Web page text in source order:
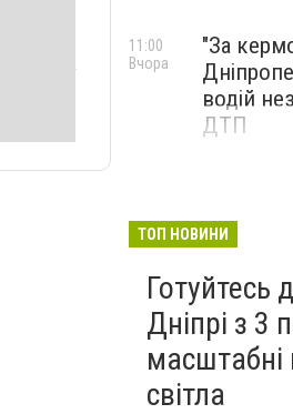
"За
водій
ДТП
11:00
Вчора
ТОП НОВИНИ
Готуйтесь
Дніпрі з 3
масштабні
світла